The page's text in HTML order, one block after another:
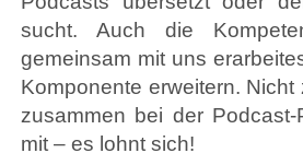
sucht. Auch die
gemeinsam mit uns
Komponente erweitern.
zusammen bei der
mit – es lohnt sich!